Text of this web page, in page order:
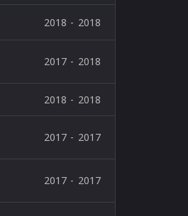
2018 - 2018
2017 - 2018
2018 - 2018
2017 - 2017
2017 - 2017